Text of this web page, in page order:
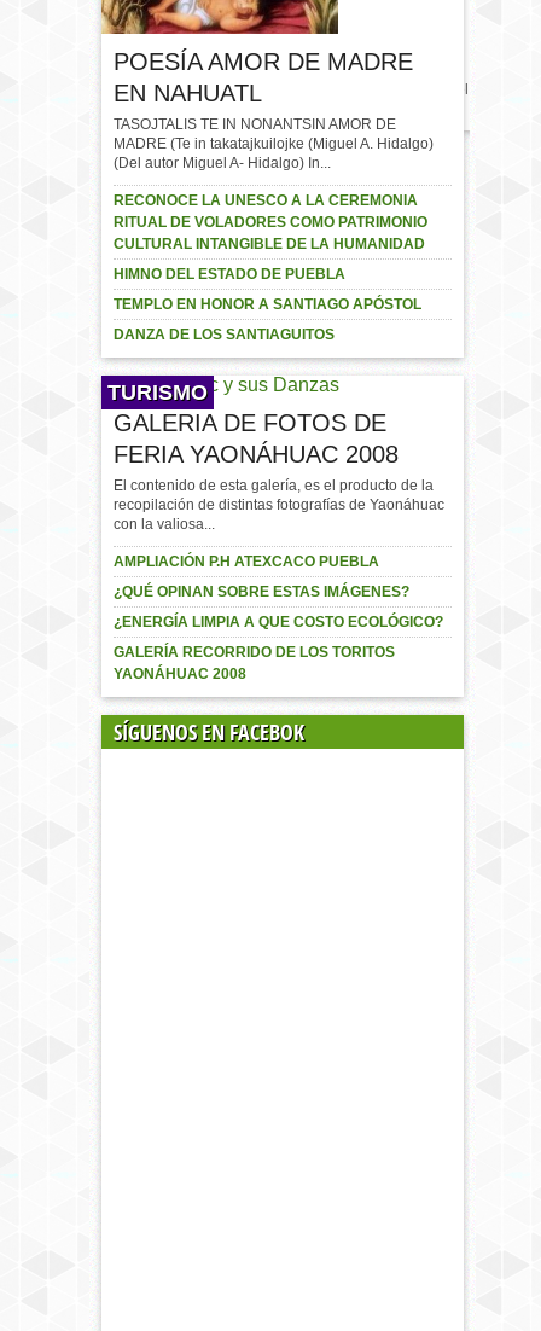
BAILE DE FERIA
YAONÁHUAC 2017
#Yaonáhuac #Puebla
#México
POESÍA AMOR DE MADRE
EN NAHUATL
TASOJTALIS TE IN NONANTSIN AMOR DE
MADRE (Te in takatajkuilojke (Miguel A. Hidalgo)
(Del autor Miguel A- Hidalgo) In...
RECONOCE LA UNESCO A LA CEREMONIA
RITUAL DE VOLADORES COMO PATRIMONIO
CULTURAL INTANGIBLE DE LA HUMANIDAD
HIMNO DEL ESTADO DE PUEBLA
TEMPLO EN HONOR A SANTIAGO APÓSTOL
DANZA DE LOS SANTIAGUITOS
TURISMO
GALERIA DE FOTOS DE
FERIA YAONÁHUAC 2008
El contenido de esta galería, es el producto de la
recopilación de distintas fotografías de Yaonáhuac
con la valiosa...
AMPLIACIÓN P.H ATEXCACO PUEBLA
¿QUÉ OPINAN SOBRE ESTAS IMÁGENES?
¿ENERGÍA LIMPIA A QUE COSTO ECOLÓGICO?
GALERÍA RECORRIDO DE LOS TORITOS
YAONÁHUAC 2008
SÍGUENOS EN FACEBOK